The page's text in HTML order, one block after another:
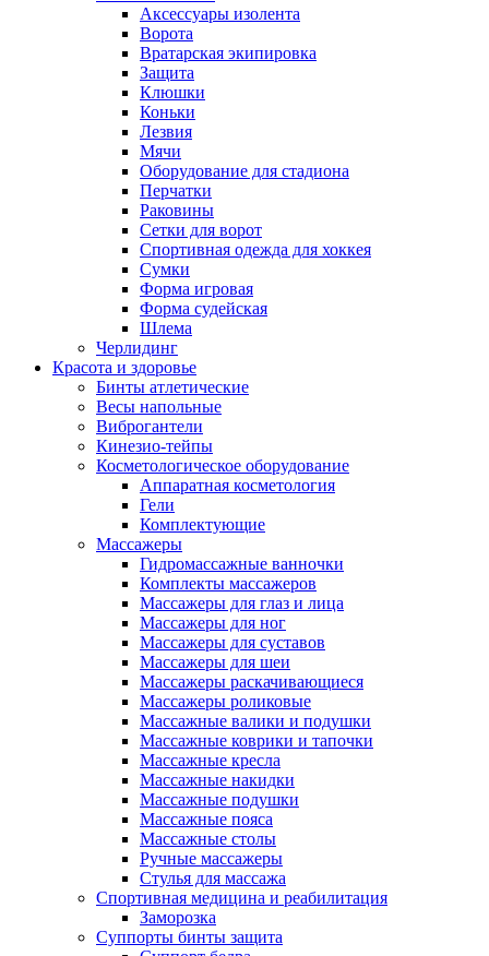
Аксессуары изолента
Ворота
Вратарская экипировка
Защита
Клюшки
Коньки
Лезвия
Мячи
Оборудование для стадиона
Перчатки
Раковины
Сетки для ворот
Спортивная одежда для хоккея
Сумки
Форма игровая
Форма судейская
Шлема
Черлидинг
Красота и здоровье
Бинты атлетические
Весы напольные
Виброгантели
Кинезио-тейпы
Косметологическое оборудование
Аппаратная косметология
Гели
Комплектующие
Массажеры
Гидромассажные ванночки
Комплекты массажеров
Массажеры для глаз и лица
Массажеры для ног
Массажеры для суставов
Массажеры для шеи
Массажеры раскачивающиеся
Массажеры роликовые
Массажные валики и подушки
Массажные коврики и тапочки
Массажные кресла
Массажные накидки
Массажные подушки
Массажные пояса
Массажные столы
Ручные массажеры
Стулья для массажа
Спортивная медицина и реабилитация
Заморозка
Суппорты бинты защита